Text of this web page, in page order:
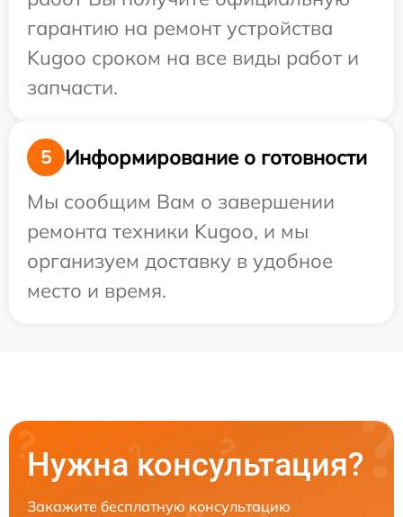
гарантию на ремонт устройства
Kugoo сроком на все виды работ и
запчасти.
5
Информирование о готовности
Мы сообщим Вам о завершении
ремонта техники Kugoo, и мы
организуем доставку в удобное
место и время.
Нужна консультация?
Закажите бесплатную консультацию